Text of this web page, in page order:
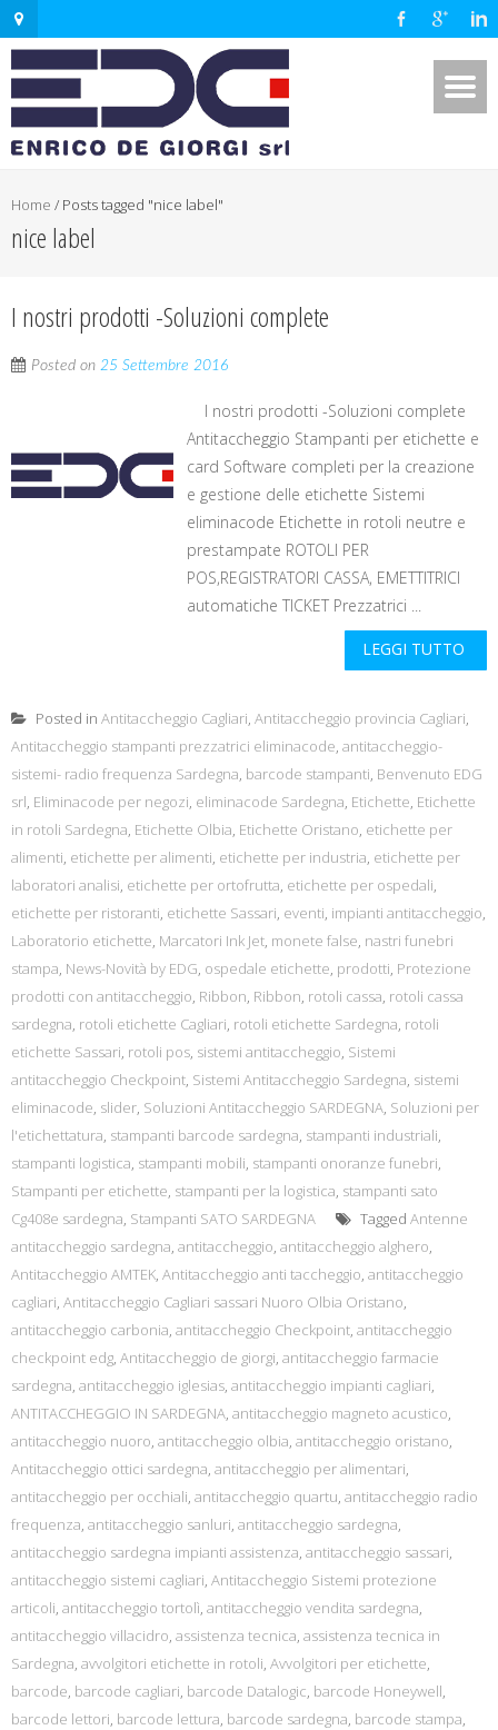
Home / Posts tagged "nice label"
nice label
I nostri prodotti -Soluzioni complete
Posted on 25 Settembre 2016
I nostri prodotti -Soluzioni complete
Antitaccheggio Stampanti per etichette e
card Software completi per la creazione
e gestione delle etichette Sistemi
eliminacode Etichette in rotoli neutre e
prestampate ROTOLI PER
POS,REGISTRATORI CASSA, EMETTITRICI
automatiche TICKET Prezzatrici ...
LEGGI TUTTO
Posted in Antitaccheggio Cagliari, Antitaccheggio provincia Cagliari,
Antitaccheggio stampanti prezzatrici eliminacode, antitaccheggio-
sistemi- radio frequenza Sardegna, barcode stampanti, Benvenuto EDG
srl, Eliminacode per negozi, eliminacode Sardegna, Etichette, Etichette
in rotoli Sardegna, Etichette Olbia, Etichette Oristano, etichette per
alimenti, etichette per alimenti, etichette per industria, etichette per
laboratori analisi, etichette per ortofrutta, etichette per ospedali,
etichette per ristoranti, etichette Sassari, eventi, impianti antitaccheggio,
Laboratorio etichette, Marcatori Ink Jet, monete false, nastri funebri
stampa, News-Novità by EDG, ospedale etichette, prodotti, Protezione
prodotti con antitaccheggio, Ribbon, Ribbon, rotoli cassa, rotoli cassa
sardegna, rotoli etichette Cagliari, rotoli etichette Sardegna, rotoli
etichette Sassari, rotoli pos, sistemi antitaccheggio, Sistemi
antitaccheggio Checkpoint, Sistemi Antitaccheggio Sardegna, sistemi
eliminacode, slider, Soluzioni Antitaccheggio SARDEGNA, Soluzioni per
l'etichettatura, stampanti barcode sardegna, stampanti industriali,
stampanti logistica, stampanti mobili, stampanti onoranze funebri,
Stampanti per etichette, stampanti per la logistica, stampanti sato
Cg408e sardegna, Stampanti SATO SARDEGNA Tagged Antenne
antitaccheggio sardegna, antitaccheggio, antitaccheggio alghero,
Antitaccheggio AMTEK, Antitaccheggio anti taccheggio, antitaccheggio
cagliari, Antitaccheggio Cagliari sassari Nuoro Olbia Oristano,
antitaccheggio carbonia, antitaccheggio Checkpoint, antitaccheggio
checkpoint edg, Antitaccheggio de giorgi, antitaccheggio farmacie
sardegna, antitaccheggio iglesias, antitaccheggio impianti cagliari,
ANTITACCHEGGIO IN SARDEGNA, antitaccheggio magneto acustico,
antitaccheggio nuoro, antitaccheggio olbia, antitaccheggio oristano,
Antitaccheggio ottici sardegna, antitaccheggio per alimentari,
antitaccheggio per occhiali, antitaccheggio quartu, antitaccheggio radio
frequenza, antitaccheggio sanluri, antitaccheggio sardegna,
antitaccheggio sardegna impianti assistenza, antitaccheggio sassari,
antitaccheggio sistemi cagliari, Antitaccheggio Sistemi protezione
articoli, antitaccheggio tortolì, antitaccheggio vendita sardegna,
antitaccheggio villacidro, assistenza tecnica, assistenza tecnica in
Sardegna, avvolgitori etichette in rotoli, Avvolgitori per etichette,
barcode, barcode cagliari, barcode Datalogic, barcode Honeywell,
barcode lettori, barcode lettura, barcode sardegna, barcode stampa,